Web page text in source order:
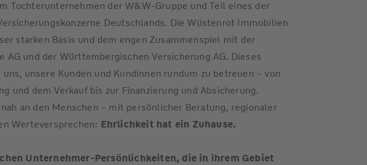
Tochterunternehmen der W&W-Gruppe und Teil eines der
Deutschlands. Die Wüstenrot Immobilien
starken Basis und dem engen Zusammenspiel mit der
AG und der Württembergischen Versicherung AG. Dieses
unsere Kunden und Kundinnen rundum zu betreuen – von
und dem Verkauf bis zur Finanzierung und Absicherung.
an den Menschen – mit persönlicher Beratung, regionaler
Werteversprechen: Ehrlichkeit hat ein Zuhause.
Unternehmer-Persönlichkeiten, die in ihrem Gebiet